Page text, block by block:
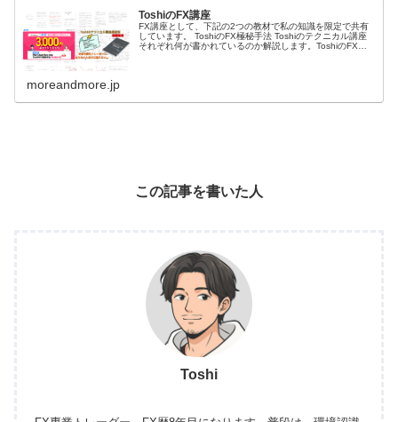
ToshiのFX講座
FX講座として、下記の2つの教材で私の知識を限定で共有
しています。 ToshiのFX極秘手法 Toshiのテクニカル講座
それぞれ何が書かれているのか解説します。ToshiのFX極
moreandmore.jp
この記事を書いた人
Toshi